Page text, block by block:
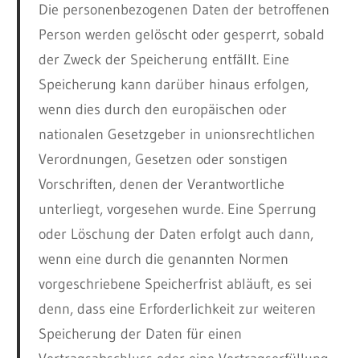
Die personenbezogenen Daten der betroffenen
Person werden gelöscht oder gesperrt, sobald
der Zweck der Speicherung entfällt. Eine
Speicherung kann darüber hinaus erfolgen,
wenn dies durch den europäischen oder
nationalen Gesetzgeber in unionsrechtlichen
Verordnungen, Gesetzen oder sonstigen
Vorschriften, denen der Verantwortliche
unterliegt, vorgesehen wurde. Eine Sperrung
oder Löschung der Daten erfolgt auch dann,
wenn eine durch die genannten Normen
vorgeschriebene Speicherfrist abläuft, es sei
denn, dass eine Erforderlichkeit zur weiteren
Speicherung der Daten für einen